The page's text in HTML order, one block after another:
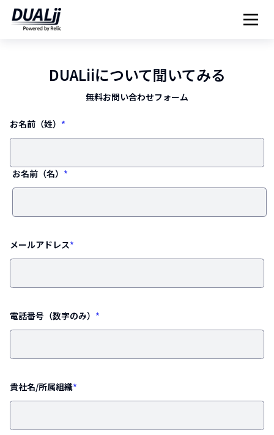
DUALiiについて聞いてみる
無料お問い合わせフォーム
お名前（姓） *
お名前（名） *
メールアドレス*
電話番号（数字のみ） *
貴社名/所属組織*